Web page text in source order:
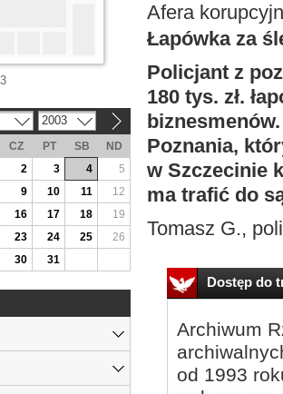
Afera
Łapówka za
Policjant z
180 tys. zł.
Poznania,
w Szczecinie
ma trafić do
Tomasz G.,
Dostęp do
Archiwum
od 1993
2003
CZ PT SB
ND
2 3 4
5
9 10 11
12
16 17 18
19
23 24 25
26
30 31